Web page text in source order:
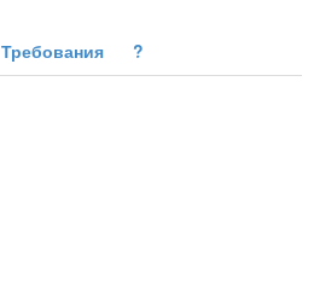
Требования ?